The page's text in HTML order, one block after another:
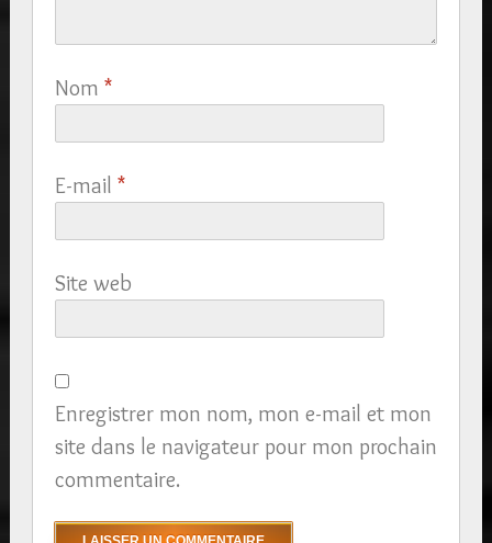
Nom *
E-mail *
Site web
Enregistrer mon nom, mon e-mail et mon
site dans le navigateur pour mon prochain
commentaire.